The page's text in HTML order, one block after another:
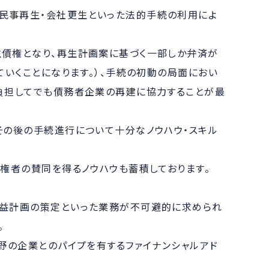
再生・会社更生といった法的手続の利用によ
権となり、再生計画案に基づく一部しか弁済が
くことになります。）、手続の初動の局面におい
してでも債務者企業の再建に協力することが最
後の手続進行について十分なノウハウ・スキル
の賛同を得るノウハウも蓄積しております。
計画の策定といった業務が不可避的に求められ
企業とのパイプを有するファイナンシャルアド